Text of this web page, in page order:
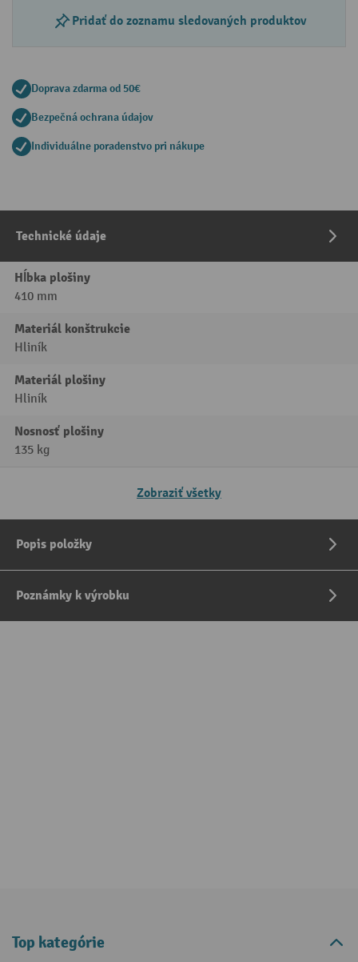
Pridať do zoznamu sledovaných produktov
Doprava zdarma od 50€
Bezpečná ochrana údajov
Individuálne poradenstvo pri nákupe
Technické údaje
Hĺbka plošiny
410 mm
Materiál konštrukcie
Hliník
Materiál plošiny
Hliník
Nosnosť plošiny
135 kg
Zobraziť všetky
Popis položky
Poznámky k výrobku
Top kategórie